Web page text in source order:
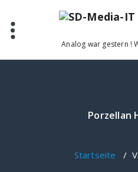
springen
Analog war gestern !
Porzellan
Startseite /